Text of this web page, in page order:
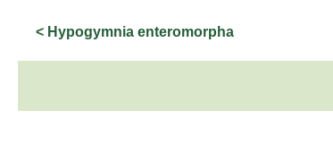
< Hypogymnia enteromorpha